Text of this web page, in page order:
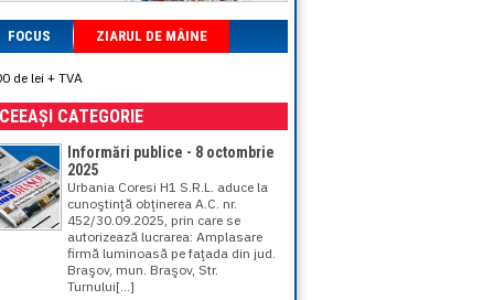
FOCUS ZIARUL DE MÂINE
de lei + TVA
CATEGORIE
Informări publice - 8 octombrie
2025
Urbania Coresi H1 S.R.L. aduce la
cunoştinţă obţinerea A.C. nr.
452/30.09.2025, prin care se
autorizează lucrarea: Amplasare
firmă luminoasă pe faţada din jud.
Braşov, mun. Braşov, Str.
Turnului[...]